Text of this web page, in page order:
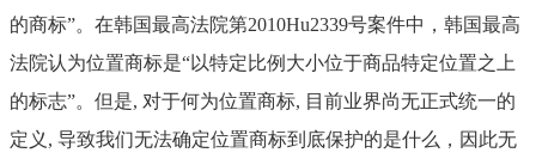
的商标”。在韩国最高法院第2010Hu2339号案件中，韩国最高
法院认为位置商标是“以特定比例大小位于商品特定位置之上
的标志”。但是, 对于何为位置商标, 目前业界尚无正式统一的
定义, 导致我们无法确定位置商标到底保护的是什么，因此无